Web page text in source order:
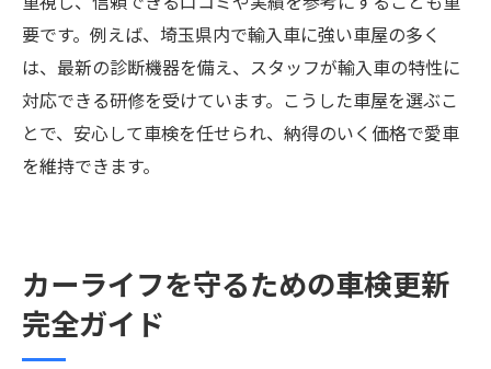
要です。例えば、埼玉県内で輸入車に強い車屋の多く
は、最新の診断機器を備え、スタッフが輸入車の特性に
対応できる研修を受けています。こうした車屋を選ぶこ
とで、安心して車検を任せられ、納得のいく価格で愛車
を維持できます。
カーライフを守るための車検更新
完全ガイド